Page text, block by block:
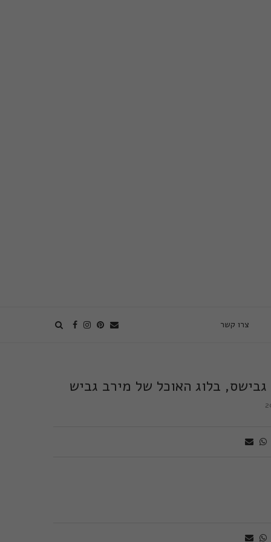
צרו קשר
בלוג האוכל של מירב גביש